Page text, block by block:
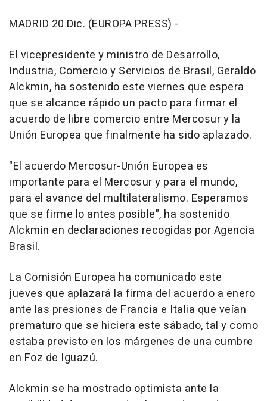
MADRID 20 Dic. (EUROPA PRESS) -
El vicepresidente y ministro de Desarrollo,
Industria, Comercio y Servicios de Brasil, Geraldo
Alckmin, ha sostenido este viernes que espera
que se alcance rápido un pacto para firmar el
acuerdo de libre comercio entre Mercosur y la
Unión Europea que finalmente ha sido aplazado.
"El acuerdo Mercosur-Unión Europea es
importante para el Mercosur y para el mundo,
para el avance del multilateralismo. Esperamos
que se firme lo antes posible", ha sostenido
Alckmin en declaraciones recogidas por Agencia
Brasil.
La Comisión Europea ha comunicado este
jueves que aplazará la firma del acuerdo a enero
ante las presiones de Francia e Italia que veían
prematuro que se hiciera este sábado, tal y como
estaba previsto en los márgenes de una cumbre
en Foz de Iguazú.
Alckmin se ha mostrado optimista ante la